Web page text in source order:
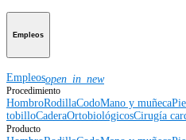
Empleos
Empleosopen_in_new
Procedimiento
HombroRodillaCodoMano y muñeca
tobilloCaderaOrtobiológicosCirugía
Producto